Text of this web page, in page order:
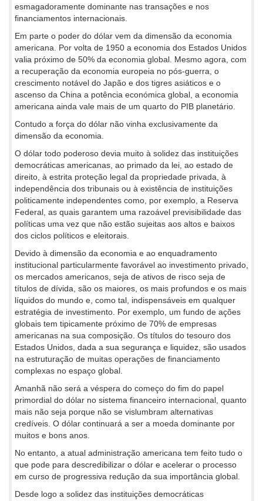
esmagadoramente dominante nas transações e nos
financiamentos internacionais.
Em parte o poder do dólar vem da dimensão da economia
americana. Por volta de 1950 a economia dos Estados Unidos
valia próximo de 50% da economia global. Mesmo agora, com
a recuperação da economia europeia no pós-guerra, o
crescimento notável do Japão e dos tigres asiáticos e o
ascenso da China a potência económica global, a economia
americana ainda vale mais de um quarto do PIB planetário.
Contudo a força do dólar não vinha exclusivamente da
dimensão da economia.
O dólar todo poderoso devia muito à solidez das instituições
democráticas americanas, ao primado da lei, ao estado de
direito, à estrita proteção legal da propriedade privada, à
independência dos tribunais ou à existência de instituições
politicamente independentes como, por exemplo, a Reserva
Federal, as quais garantem uma razoável previsibilidade das
políticas uma vez que não estão sujeitas aos altos e baixos
dos ciclos políticos e eleitorais.
Devido à dimensão da economia e ao enquadramento
institucional particularmente favorável ao investimento privado,
os mercados americanos, seja de ativos de risco seja de
títulos de dívida, são os maiores, os mais profundos e os mais
líquidos do mundo e, como tal, indispensáveis em qualquer
estratégia de investimento. Por exemplo, um fundo de ações
globais tem tipicamente próximo de 70% de empresas
americanas na sua composição. Os títulos do tesouro dos
Estados Unidos, dada a sua segurança e liquidez, são usados
na estruturação de muitas operações de financiamento
complexas no espaço global.
Amanhã não será a véspera do começo do fim do papel
primordial do dólar no sistema financeiro internacional, quanto
mais não seja porque não se vislumbram alternativas
credíveis. O dólar continuará a ser a moeda dominante por
muitos e bons anos.
No entanto, a atual administração americana tem feito tudo o
que pode para descredibilizar o dólar e acelerar o processo
em curso de progressiva redução da sua importância global.
Desde logo a solidez das instituições democráticas